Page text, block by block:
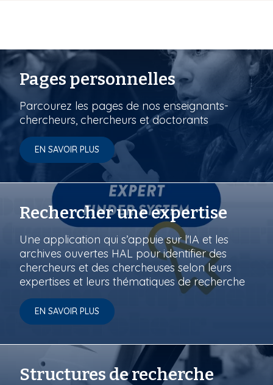
Pages personnelles
Parcourez les pages de nos enseignants-
chercheurs, chercheurs et doctorants
EN SAVOIR PLUS
Rechercher une expertise
Une application qui s’appuie sur l'IA et les
archives ouvertes HAL pour identifier des
chercheurs et des chercheuses selon leurs
expertises et leurs thématiques de recherche
EN SAVOIR PLUS
Structures de recherche